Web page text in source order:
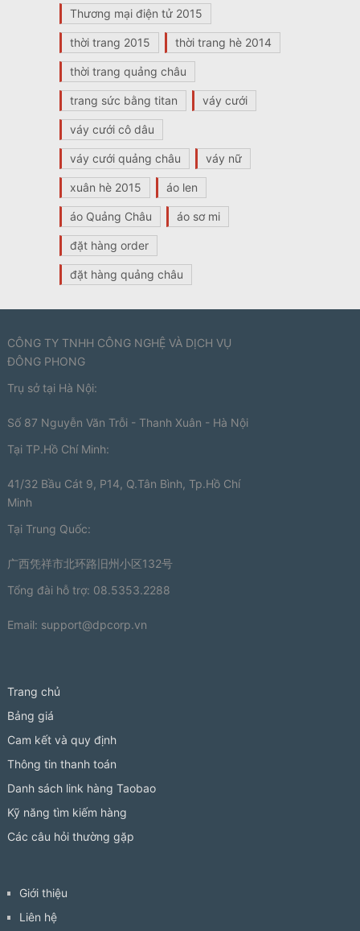
Thương mại điện tử 2015
thời trang 2015 thời trang hè 2014
thời trang quảng châu
trang sức bằng titan váy cưới
váy cưới cô dâu
váy cưới quảng châu váy nữ
xuân hè 2015 áo len
áo Quảng Châu áo sơ mi
đặt hàng order
đặt hàng quảng châu
CÔNG TY TNHH CÔNG NGHỆ VÀ DỊCH VỤ
ĐÔNG PHONG
Trụ sở tại Hà Nội:
Số 87 Nguyễn Văn Trỗi - Thanh Xuân - Hà Nội
Tại TP.Hồ Chí Minh:
41/32 Bầu Cát 9, P14, Q.Tân Bình, Tp.Hồ Chí
Minh
Tại Trung Quốc:
广西凭祥市北环路旧州小区132号
Tổng đài hỗ trợ: 08.5353.2288
Email: support@dpcorp.vn
Trang chủ
Bảng giá
Cam kết và quy định
Thông tin thanh toán
Danh sách link hàng Taobao
Kỹ năng tìm kiếm hàng
Các câu hỏi thường gặp
Giới thiệu
Liên hệ